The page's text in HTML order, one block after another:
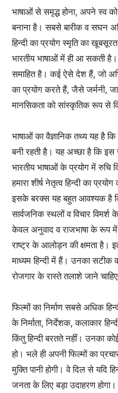
भाषाओं से समृद्ध होना, अपने स्व
बनाना है। सबसे बारीक व सघन
हिन्दी का प्रयोग स्मृति का
भारतीय भाषाओं में ही आ सकती है।
समाहित है। कई ऐसे देश हैं, जो
का प्रयोग करते हैं, जैसे जर्मनी,
मानसिकता को सांस्कृतिक रूप से
भाषाओं का वैज्ञानिक तथ्य यह है
बनी रहती है। यह अच्छा है कि इस
भारतीय भाषाओं के प्रयोग में रुचि
हमारा शीर्ष नेतृत्व हिन्दी का
इसके बरक्स यह बहुत आवश्यक है
सार्वजनिक स्थलों व विचार विमर्श
केवल अनुवाद व राजभाषा के रूप में
राष्ट्र के आलोड़न की क्षमता है।
माध्यम हिन्दी में हैं। उनका सटीक
रोजगार के रास्ते तलाशे जाने
फिल्मों का निर्माण सबसे अधिक
के निर्माता, निर्देशक, कलाकार
किंतु हिन्दी बरतते नहीं। उनका
हो। भले ही अपनी फिल्मों का
मुक्ति पानी होगी। वे दिल से यदि
जनता के लिए बड़ा उदाहरण होगा।